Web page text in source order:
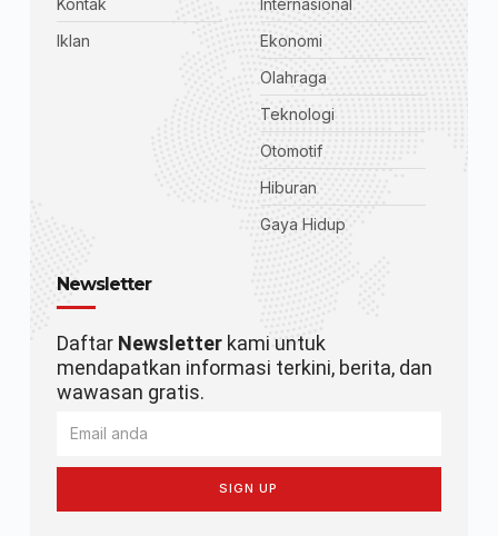
Iklan
Ekonomi
Olahraga
Teknologi
Otomotif
Hiburan
Gaya Hidup
Newsletter
Daftar Newsletterkami untuk
mendapatkan informasi terkini, berita, dan
wawasan gratis.
SIGN UP